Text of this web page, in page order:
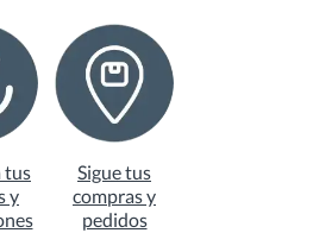
tus
y
Sigue tus
compras y
pedidos